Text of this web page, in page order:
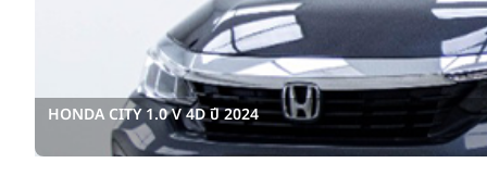
HONDA CITY 1.0 V 4D ปี 2024